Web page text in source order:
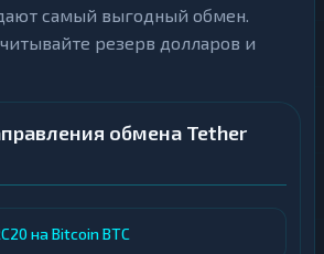
самый выгодный обмен.
резерв долларов и
обмена Tether
на Bitcoin BTC